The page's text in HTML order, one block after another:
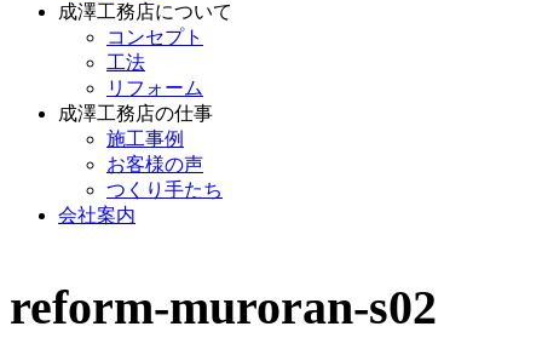
成澤工務店について
コンセプト
工法
リフォーム
成澤工務店の仕事
施工事例
お客様の声
つくり手たち
会社案内
reform-muroran-s02